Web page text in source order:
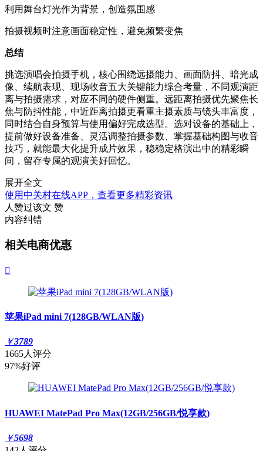
利用舞台灯光作为背景，创造氛围感
拍摄视频时注意画面稳定性，避免频繁变焦
总结
挑选演唱会拍摄手机，核心围绕远摄能力、画面防抖、暗光成
像、续航表现、现场收音五大关键能力综合考量，不同观演距
离与拍摄需求，对应不同的硬件侧重。远距离拍摄优先聚焦长
焦与防抖性能，中近距离拍摄更看重主摄素质与镜头丰富度，
同时结合自身预算与使用偏好完成选型。选对设备的基础上，
提前做好设备准备、灵活调整拍摄参数、掌握基础构图与收音
技巧，就能最大化提升成片效果，稳稳定格演出中的精彩瞬
间，留存专属的观演美好回忆。
展开全文
使用中关村在线APP，查看更多精彩资讯
人赞过该文 赞
内容纠错
相关电商优惠

苹果iPad mini 7(128GB/WLAN版)
￥3789
1665人评分
97%好评
HUAWEI MatePad Pro Max(12GB/256GB/悦享款)
￥5698